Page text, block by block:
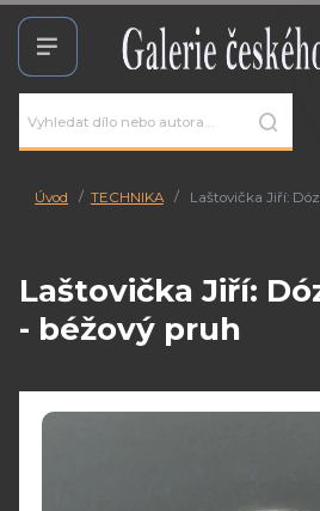
Úvod TECHNIKA Laštovička Jiří:
Laštovička Jiří:
- béžový pruh